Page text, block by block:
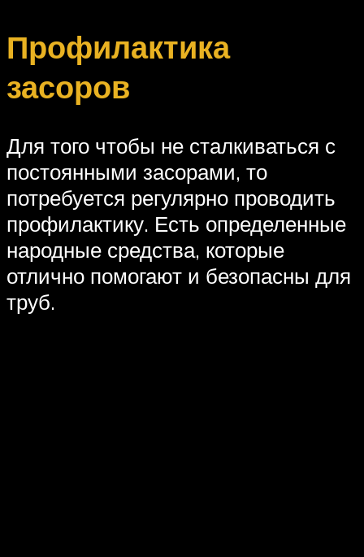
Профилактика
засоров
Для того чтобы не сталкиваться с
постоянными засорами, то
потребуется регулярно проводить
профилактику. Есть определенные
народные средства, которые
отлично помогают и безопасны для
труб.